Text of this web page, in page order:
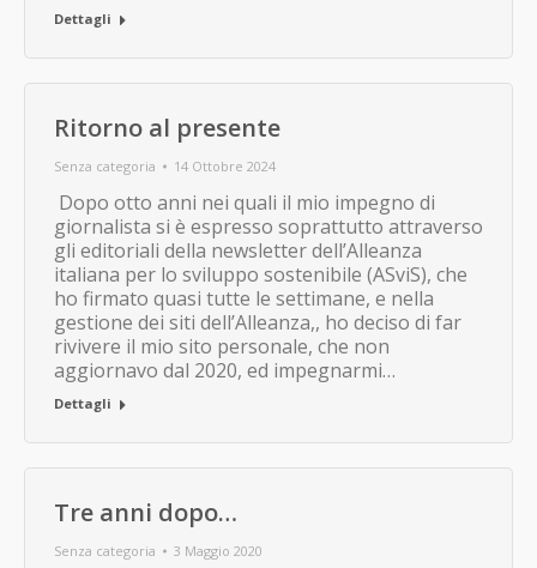
Dettagli
Ritorno al presente
Senza categoria 14 Ottobre 2024
Dopo otto anni nei quali il mio impegno di
giornalista si è espresso soprattutto attraverso
gli editoriali della newsletter dell’Alleanza
italiana per lo sviluppo sostenibile (ASviS), che
ho firmato quasi tutte le settimane, e nella
gestione dei siti dell’Alleanza,, ho deciso di far
rivivere il mio sito personale, che non
aggiornavo dal 2020, ed impegnarmi…
Dettagli
Tre anni dopo…
Senza categoria 3 Maggio 2020